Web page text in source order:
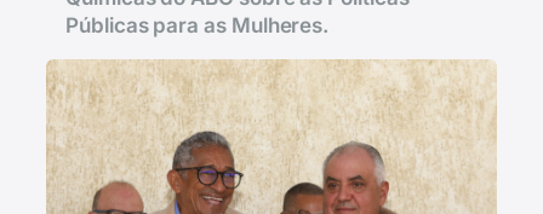
Públicas para as Mulheres.